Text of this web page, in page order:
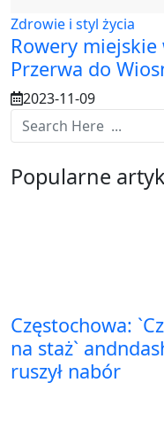
Zdrowie i styl życia
Rowery miejskie
Przerwa do
2023-11-09
Popularne
Częstochowa:
na staż`
ruszył nabór